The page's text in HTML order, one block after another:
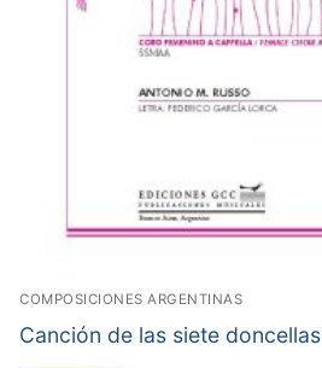
COMPOSICIONES ARGENTINAS
Canción de las siete doncellas